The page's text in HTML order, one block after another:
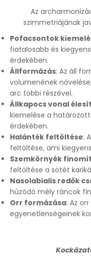
Az
szimmetriájának
Pofacsontok
fiatalosabb és
érdekében.
Állformázás: Az áll
volumenének
arc többi részével.
Állkapocs vonal
kiemelése a
érdekében.
Halánték feltöltése:
feltöltése, ami
Szemkörnyék
feltöltése a sötét
Nasolabialis redők
húzódó mély ráncok
Orr formázása: Az
egyenetlenségeinek